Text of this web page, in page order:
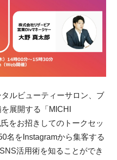
ルビューティーサロン、ブ
展開する「MICHI
をお招きしてのトークセッ
名をInstagramから集客する
活用術を知ることができ